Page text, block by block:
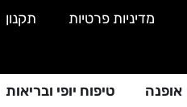
מדיניות פרטיות תקנון
אופנה טיפוח יופי ובריאות